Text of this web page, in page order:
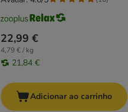
22,99 €
4,79 € / kg
21,84 €
Adicionar ao carrinho